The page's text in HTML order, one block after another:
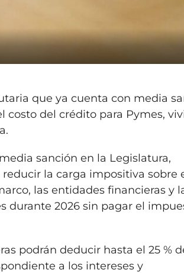
que ya cuenta con media
del crédito para Pymes,
sanción en la Legislatura,
la carga impositiva sobre
las entidades financieras y
durante 2026 sin pagar el
podrán deducir hasta el 25 %
a los intereses y